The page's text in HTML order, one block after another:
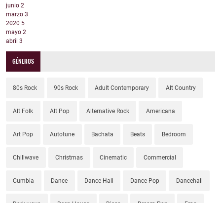
junio 2
marzo 3
2020 5
mayo 2
abril 3
GÉNEROS
80s Rock 90s Rock Adult Contemporary Alt Country
Alt Folk Alt Pop Alternative Rock Americana
Art Pop Autotune Bachata Beats Bedroom
Chillwave Christmas Cinematic Commercial
Cumbia Dance Dance Hall Dance Pop Dancehall